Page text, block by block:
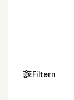
Filtern